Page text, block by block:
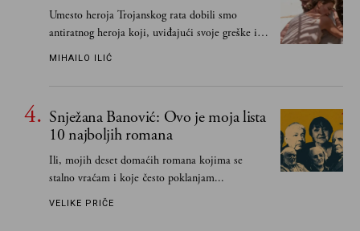
Umesto heroja Trojanskog rata dobili smo
antiratnog heroja koji, uviđajući svoje greške i
učeći na njima, shvata da postoje stvari koje su
MIHAILO ILIĆ
Snježana Banović: Ovo je moja lista
10 najboljih romana
Ili, mojih deset domaćih romana kojima se
stalno vraćam i koje često poklanjam...
VELIKE PRIČE